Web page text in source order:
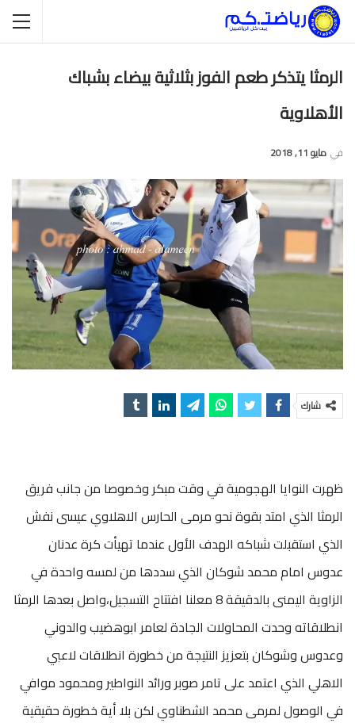
الرمثا يتذكر طعم الفوز بثلاثية بيضاء بشباك
الأهلاوية
في مايو 11, 2018
شارك
ظهرت النوايا الهجومية في وقت مبكر وخصوصا من جانب فريق
الرمثا الذي امتد بقوة نحو مرمى الحارس الاهلاوي عيسى نفش
الذي استقبلت شباكه الهدف الأول عندما تهيأت كرة عدنان
عدوس امام محمد شوكان الذي سددها من لمسه واحدة في
الزاوية اليمنى بالدقيقة 8 معلنا افتتاح التسجيل،واصل بعدها الرمثا
انطلاقاته وحدت المحاولات الجادة لعامر ابوهضيب والدوني
وعدوس وشوكان بتعزيز النتيجة من خطورة انطلاقات لاعبي
الاهلي الذي اعتمد على تامر صوبر ورائد النواطير ومحمود موافي
في الوصول لمرمى محمد الشطناوي لكن بلا أية خطورة حقيقية